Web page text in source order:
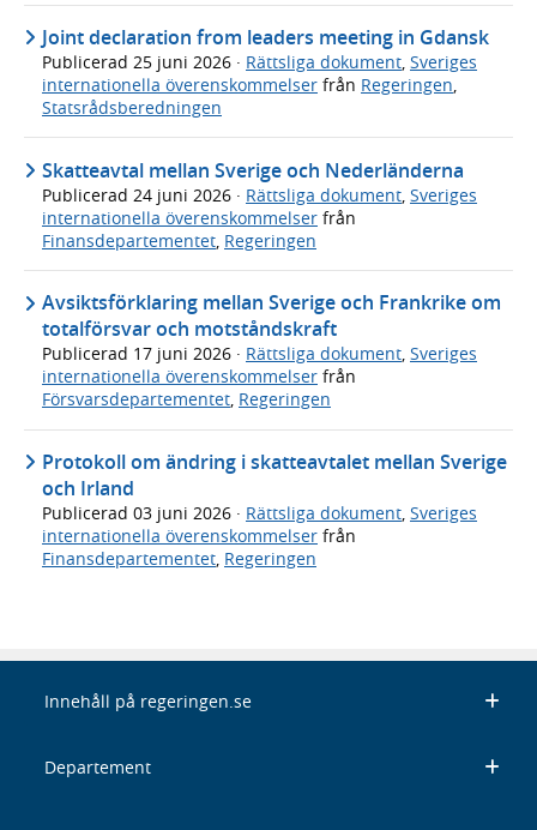
Joint declaration from leaders meeting in Gdansk
Publicerad 25 juni 2026 · Rättsliga dokument, Sveriges
internationella överenskommelser från Regeringen,
Statsrådsberedningen
Skatteavtal mellan Sverige och Nederländerna
Publicerad 24 juni 2026 · Rättsliga dokument, Sveriges
internationella överenskommelser från
Finansdepartementet, Regeringen
Avsiktsförklaring mellan Sverige och Frankrike om
totalförsvar och motståndskraft
Publicerad 17 juni 2026 · Rättsliga dokument, Sveriges
internationella överenskommelser från
Försvarsdepartementet, Regeringen
Protokoll om ändring i skatteavtalet mellan Sverige
och Irland
Publicerad 03 juni 2026 · Rättsliga dokument, Sveriges
internationella överenskommelser från
Finansdepartementet, Regeringen
Innehåll på regeringen.se
Departement